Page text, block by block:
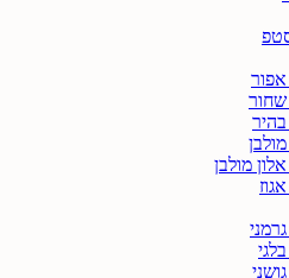
מולבן